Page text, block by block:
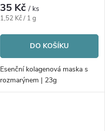
35 Kč/ ks
Měrná
1,52 Kč / 1 g
DO KOŠÍKU
Esenční kolagenová maska s
rozmarýnem | 23g